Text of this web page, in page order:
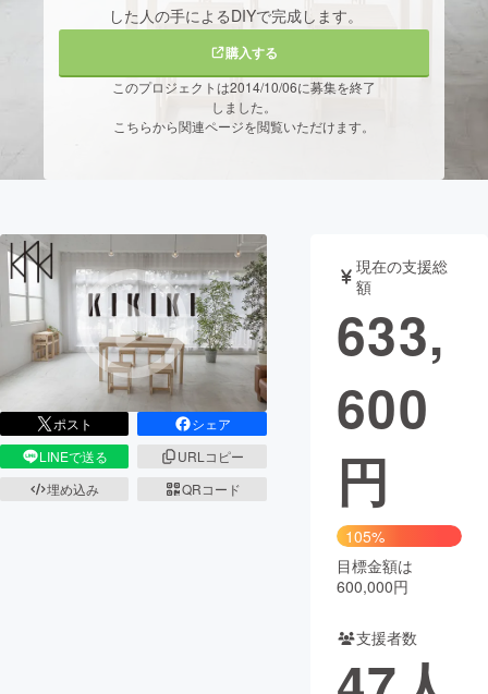
CAMPFIRE for Social GoodCAMPFIRE Creation
CAMPFIREふるさと納税machi-yaコミュニティ
した人の手によるDIYで完成します。
購入する
このプロジェクトは2014/10/06に募集を終了
しました。
こちらから関連ページを閲覧いただけます。
ポスト
シェア
LINEで送る
URLコピー
埋め込み
QRコード
現在の支援総
額
633,
600
円
105%
目標金額は
600,000円
支援者数